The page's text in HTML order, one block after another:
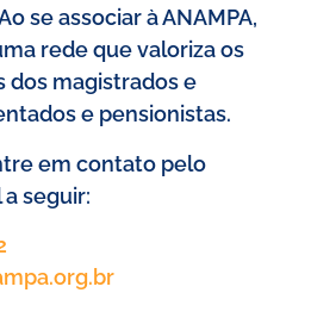
se associar à ANAMPA,
rede que valoriza os
dos magistrados e
e pensionistas.
em contato pelo
seguir: